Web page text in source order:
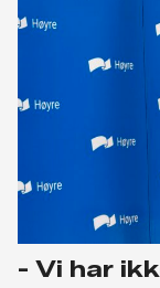
- Vi har